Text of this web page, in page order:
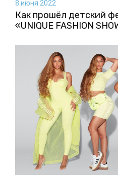
8 июня 2022
Как прошёл детский
«UNIQUE FASHION